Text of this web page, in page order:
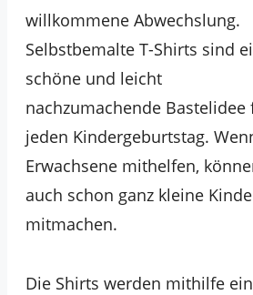
willkommene Abwechslung.
Selbstbemalte T-Shirts sind
schöne und leicht
nachzumachende Bastelidee
jeden Kindergeburtstag.
Erwachsene mithelfen,
auch schon ganz kleine
mitmachen.
Die Shirts werden mithilfe